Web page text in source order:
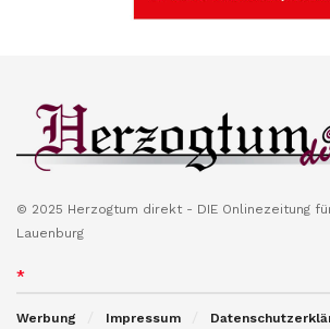
© 2025 Herzogtum direkt - DIE Onlinezeitung
Lauenburg
*
Werbung Impressum